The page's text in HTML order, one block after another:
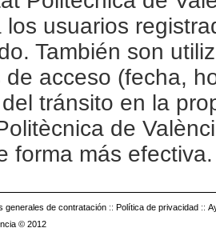
los usuarios
También son
de acceso (fecha,
tránsito en la
de
forma más efectiva.
generales de contratación :: Política de privacidad ::
© 2012